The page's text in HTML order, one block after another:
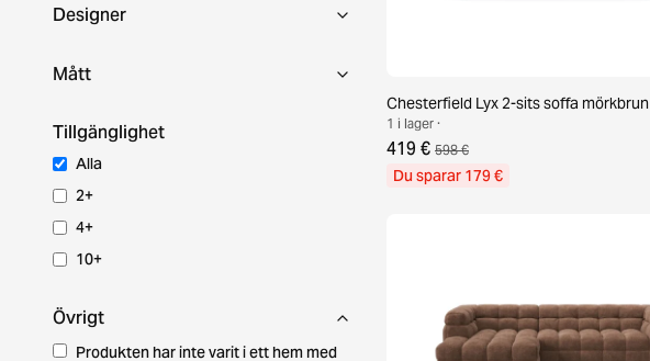
Designer
Mått
Tillgänglighet
Alla
2+
4+
10+
Övrigt
Produkten har inte varit i ett hem med
Chesterfield Lyx 2-sits soffa mörkbrun
1 i lager ·
419 € 598 €
Du sparar 179 €